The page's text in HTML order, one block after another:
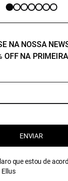
NA NOSSA
OFF NA
ENVIAR
que estou de